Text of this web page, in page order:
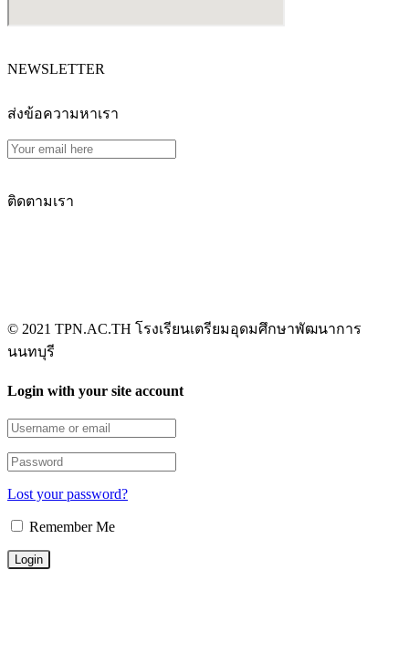
NEWSLETTER​
ส่งข้อความหาเรา
ติดตามเรา
© 2021 TPN.AC.TH โรงเรียนเตรียมอุดมศึกษาพัฒนาการ
นนทบุรี
Login with your site account
Lost your password?
Remember Me